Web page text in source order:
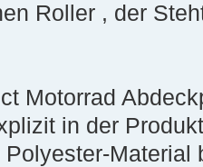
Roller , der
Motorrad
in der
Polyester-Material